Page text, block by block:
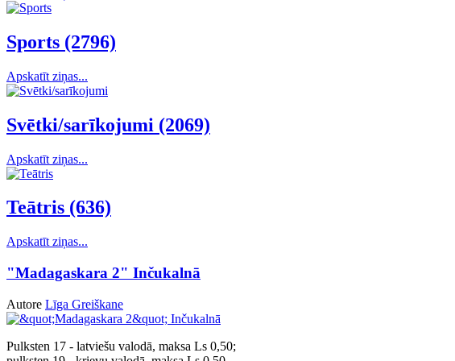
Sports (2796)
Apskatīt ziņas...
Svētki/sarīkojumi (2069)
Apskatīt ziņas...
Teātris (636)
Apskatīt ziņas...
"Madagaskara 2" Inčukalnā
Autore Līga Greiškane
Pulksten 17 - latviešu valodā, maksa Ls 0,50;